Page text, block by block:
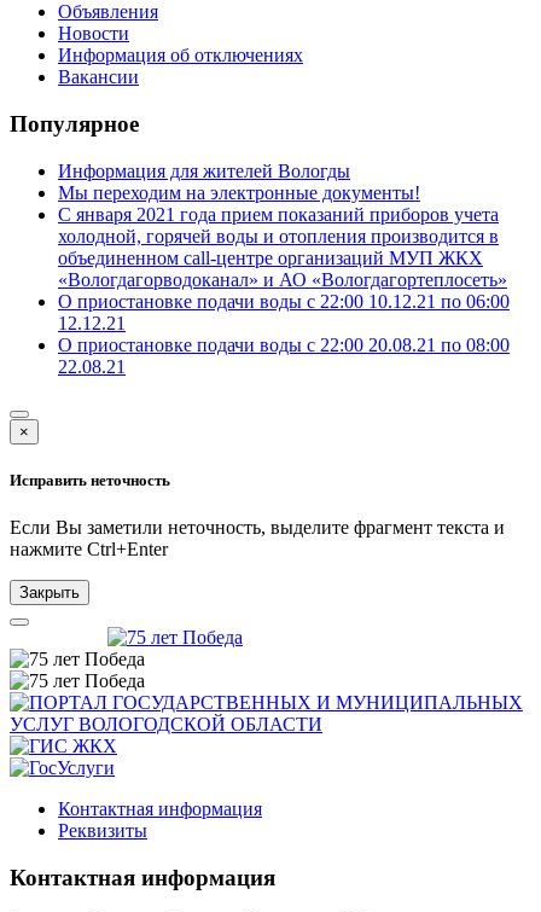
Объявления
Новости
Информация об отключениях
Вакансии
Популярное
Информация для жителей Вологды
Мы переходим на электронные документы!
С января 2021 года прием показаний приборов учета
холодной, горячей воды и отопления производится в
объединенном call-центре организаций МУП ЖКХ
«Вологдагорводоканал» и АО «Вологдагортеплосеть»
О приостановке подачи воды с 22:00 10.12.21 по 06:00
12.12.21
О приостановке подачи воды с 22:00 20.08.21 по 08:00
22.08.21
×
Исправить неточность
Если Вы заметили неточность, выделите фрагмент текста и
нажмите Ctrl+Enter
Закрыть
Контактная информация
Реквизиты
Контактная информация